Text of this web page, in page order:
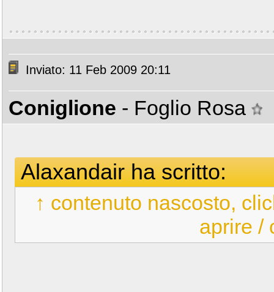
Inviato: 11 Feb 2009 20:11
Coniglione - Foglio Rosa
Alaxandair ha scritto:
↑ contenuto nascosto,
aprire /